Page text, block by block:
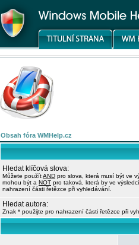
Obsah fóra WMHelp.cz
Hledat klíčová slova:
Můžete použítAND pro slova, která musí být ve
mohou být a NOT pro taková, která by ve
nahrazení části řetězce při vyhledávání.
Hledat autora:
Znak * použijte pro nahrazení části řetězce při